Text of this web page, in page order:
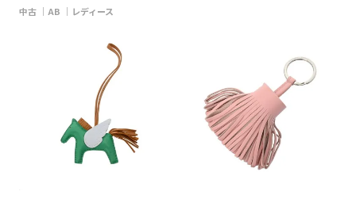
中古 AB レディース